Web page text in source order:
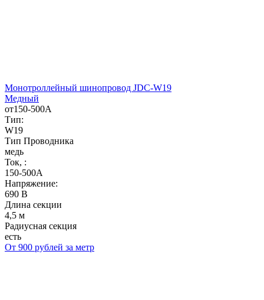
Монотроллейный шинопровод JDC-W19
Медный
от150-500А
Тип:
W19
Тип Проводника
медь
Ток, :
150-500А
Напряжение:
690 В
Длина секции
4,5 м
Радиусная секция
есть
От 900 рублей за метр